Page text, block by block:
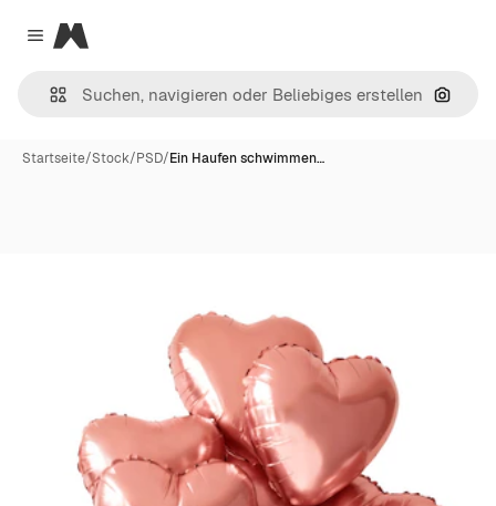
Close menu
Magnific
Nach
Startseite/Stock/PSD/Ein Haufen schwimmen…